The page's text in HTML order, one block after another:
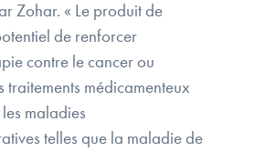
Zohar. « Le produit de
de renforcer
contre le cancer ou
traitements médicamenteux
maladies
telles que la maladie de